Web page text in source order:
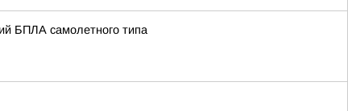
БПЛА самолетного типа